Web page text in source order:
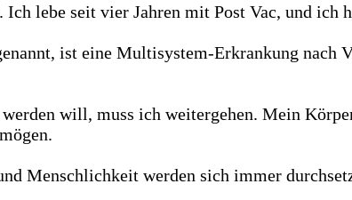
Ich lebe seit vier Jahren mit Post Vac, und
ist eine Multisystem-Erkrankung
will, muss ich weitergehen. Mein
Menschlichkeit werden sich immer